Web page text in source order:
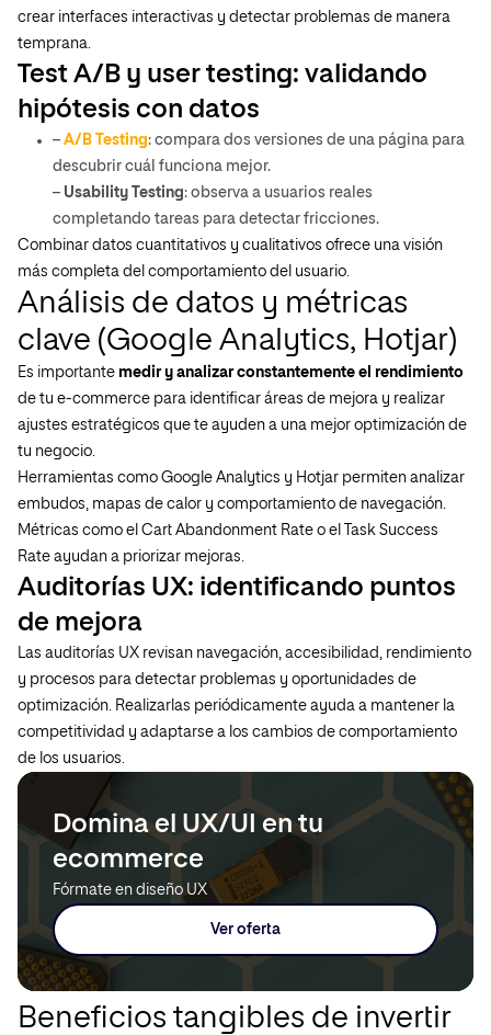
crear interfaces interactivas y detectar problemas de manera
temprana.
Test A/B y user testing: validando
hipótesis con datos
– A/B Testing: compara dos versiones de una página para
descubrir cuál funciona mejor.
– Usability Testing: observa a usuarios reales
completando tareas para detectar fricciones.
Combinar datos cuantitativos y cualitativos ofrece una visión
más completa del comportamiento del usuario.
Análisis de datos y métricas
clave (Google Analytics, Hotjar)
Es importante medir y analizar constantemente el rendimiento
de tu e-commerce para identificar áreas de mejora y realizar
ajustes estratégicos que te ayuden a una mejor optimización de
tu negocio.
Herramientas como Google Analytics y Hotjar permiten analizar
embudos, mapas de calor y comportamiento de navegación.
Métricas como el Cart Abandonment Rate o el Task Success
Rate ayudan a priorizar mejoras.
Auditorías UX: identificando puntos
de mejora
Las auditorías UX revisan navegación, accesibilidad, rendimiento
y procesos para detectar problemas y oportunidades de
optimización. Realizarlas periódicamente ayuda a mantener la
competitividad y adaptarse a los cambios de comportamiento
de los usuarios.
Domina el UX/UI en tu
ecommerce
Fórmate en diseño UX
Ver oferta
Beneficios tangibles de invertir